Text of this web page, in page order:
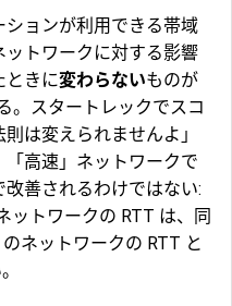
ョンが利用できる帯域
トワークに対する影響
ときに変わらないものが
。スタートレックでスコ
は変えられませんよ」
高速」ネットワークで
善されるわけではない:
ットワークの RTT は、同
ネットワークの RTT と